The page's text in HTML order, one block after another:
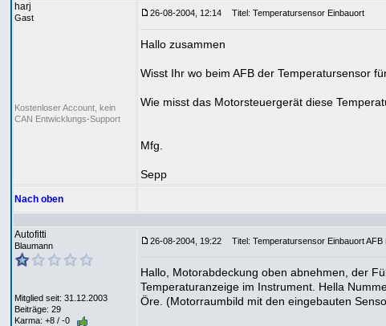
harj
Gast
Kostenloser Account, kein
CAN Entwicklungs-Support
26-08-2004, 12:14 Titel: Temperatursensor Einbauort
Hallo zusammen
Wisst Ihr wo beim AFB der Temperatursensor
Wie misst das Motorsteuergerät diese
Mfg.
Sepp
Nach oben
Autofitti
Blaumann
Mitglied seit: 31.12.2003
Beiträge: 29
Karma: +8 / -0
26-08-2004, 19:22 Titel: Temperatursensor Einbauort AFB
Hallo, Motorabdeckung oben abnehmen, der
Temperaturanzeige im Instrument. Hella
Öre. (Motorraumbild mit den eingebauten